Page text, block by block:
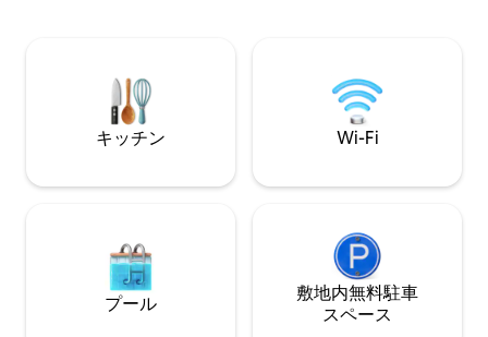
思い出に残る家族の時間のためにデザイ
ンされた宿泊先です。
ゼボもあります。
に最適です。もし
方法を学べるかも
キッチン Wi-Fi
プール
敷地内無料駐⁠車
ス⁠ペ⁠ー⁠ス